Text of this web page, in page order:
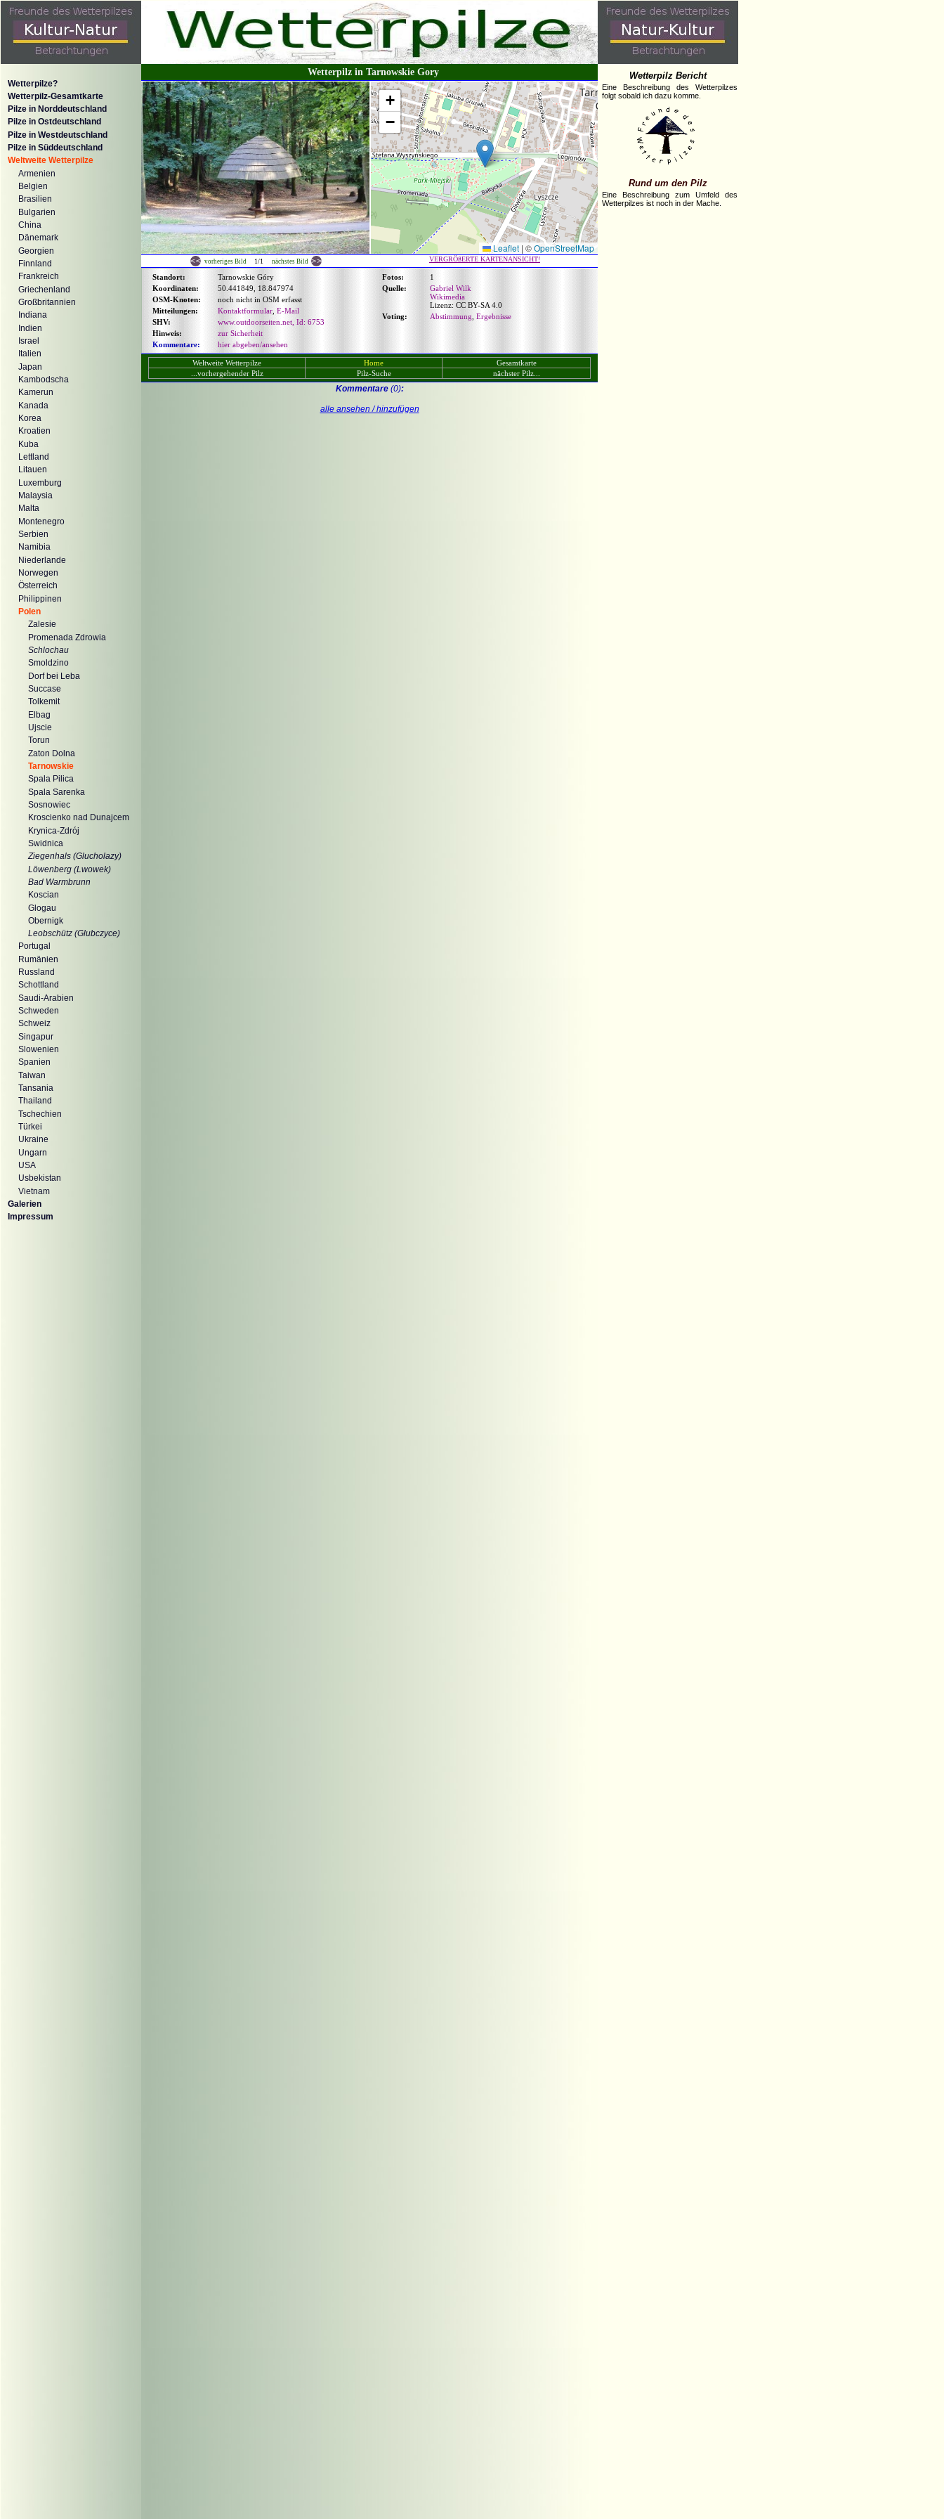
Wetterpilze?
Wetterpilz-Gesamtkarte
Pilze in Norddeutschland
Pilze in Ostdeutschland
Pilze in Westdeutschland
Pilze in Süddeutschland
Weltweite Wetterpilze
Armenien
Belgien
Brasilien
Bulgarien
China
Dänemark
Georgien
Finnland
Frankreich
Griechenland
Großbritannien
Indiana
Indien
Israel
Italien
Japan
Kambodscha
Kamerun
Kanada
Korea
Kroatien
Kuba
Lettland
Litauen
Luxemburg
Malaysia
Malta
Montenegro
Serbien
Namibia
Niederlande
Norwegen
Österreich
Philippinen
Polen
Zalesie
Promenada Zdrowia
Schlochau
Smoldzino
Dorf bei Leba
Succase
Tolkemit
Elbag
Ujscie
Torun
Zaton Dolna
Tarnowskie
Spala Pilica
Spala Sarenka
Sosnowiec
Kroscienko nad Dunajcem
Krynica-Zdrój
Swidnica
Ziegenhals (Glucholazy)
Löwenberg (Lwowek)
Bad Warmbrunn
Koscian
Glogau
Obernigk
Leobschütz (Glubczyce)
Portugal
Rumänien
Russland
Schottland
Saudi-Arabien
Schweden
Schweiz
Singapur
Slowenien
Spanien
Taiwan
Tansania
Thailand
Tschechien
Türkei
Ukraine
Ungarn
USA
Usbekistan
Vietnam
Galerien
Impressum
Wetterpilz in Tarnowskie Gory
+
−
Leaflet | ©OpenStreetMap
vorheriges Bild 1/1 nächstes Bild VERGRÖßERTE KARTENANSICHT!
Standort:
Tarnowskie Góry
Koordinaten:
50.441849, 18.847974
OSM-Knoten:
noch nicht in OSM erfasst
Mitteilungen:
Kontaktformular E-Mail
SHV:
www.outdoorseiten.net, Id: 6753
Hinweis:
zur Sicherheit
Kommentare:
hier abgeben/ansehen
Fotos:
1
Quelle:
Gabriel Wilk
Wikimedia
Lizenz: CC BY-SA 4.0
Voting:
Abstimmung Ergebnisse
Weltweite Wetterpilze Home
Gesamtkarte
...vorhergehender Pilz
Pilz-Suche nächster Pilz...
Kommentare(0):
alle ansehen / hinzufügen
Wetterpilz Bericht
Eine Beschreibung des Wetterpilzes
folgt sobald ich dazu komme.
Rund um den Pilz
Eine Beschreibung zum Umfeld des
Wetterpilzes ist noch in der Mache.